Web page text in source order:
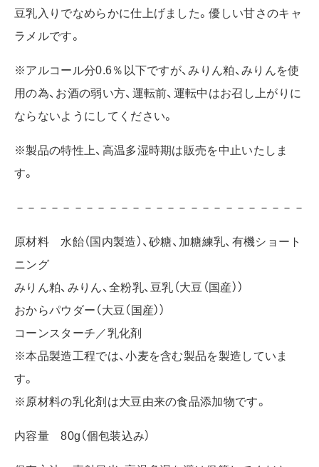
豆乳入りでなめらかに仕上げました。優しい甘さのキャ
ラメルです。
※アルコール分0.6％以下ですが、みりん粕、みりんを使
用の為、お酒の弱い方、運転前、運転中はお召し上がりに
ならないようにしてください。
※製品の特性上、高温多湿時期は販売を中止いたしま
す。
－－－－－－－－－－－－－－－－－－－－－－－－－
原材料 水飴（国内製造）、砂糖、加糖練乳、有機ショート
ニング
みりん粕、みりん、全粉乳、豆乳（大豆（国産））
おからパウダー（大豆（国産））
コーンスターチ／乳化剤
※本品製造工程では、小麦を含む製品を製造していま
す。
※原材料の乳化剤は大豆由来の食品添加物です。
内容量 80g（個包装込み）